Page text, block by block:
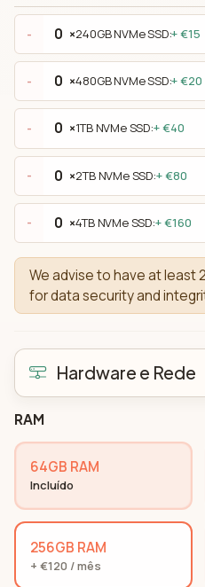
- ×240GB NVMe SSD:+ €15
- ×480GB NVMe SSD:+ €20
- ×1TB NVMe SSD:+ €40
- ×2TB NVMe SSD:+ €80
- ×4TB NVMe SSD:+ €160
We advise to have at least
for data security and
Hardware e Rede
RAM
64GB RAM
Incluído
256GB RAM
+ €120 / mês